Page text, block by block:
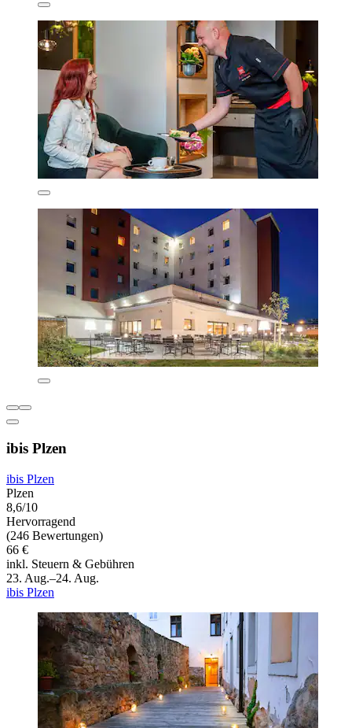
ibis Plzen
ibis Plzen
Plzen
8,6/10
Hervorragend
(246 Bewertungen)
66 €
inkl. Steuern & Gebühren
23. Aug.–24. Aug.
ibis Plzen